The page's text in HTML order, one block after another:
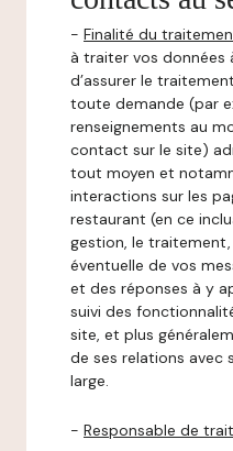
- Finalité du
à traiter vos données
d’assurer le
toute demande (par
renseignements au
contact sur le site)
tout moyen et
interactions sur les
restaurant (en ce
gestion, le
éventuelle de vos
et des réponses à y
suivi des
site, et plus
de ses relations avec
large.
- Responsable de